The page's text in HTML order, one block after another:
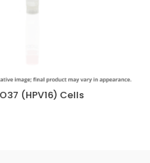
(HPV16) Cells